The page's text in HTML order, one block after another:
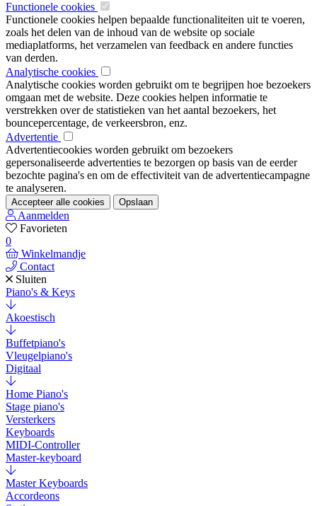
Functionele cookies
Functionele cookies helpen bepaalde functionaliteiten uit te voeren,
zoals het delen van de inhoud van de website op sociale
mediaplatforms, het verzamelen van feedback en andere functies
van derden.
Analytische cookies
Analytische cookies worden gebruikt om te begrijpen hoe bezoekers
omgaan met de website. Deze cookies helpen informatie te
verstrekken over de statistieken van het aantal bezoekers, het
bouncepercentage, de verkeersbron, enz.
Advertentie
Advertentiecookies worden gebruikt om bezoekers
gepersonaliseerde advertenties te bezorgen op basis van de eerder
bezochte pagina's en om de effectiviteit van de advertentiecampagne
te analyseren.
Accepteer alle cookies Opslaan
Aanmelden
Favorieten
0
Winkelmandje
Contact
Sluiten
Piano's & Keys
Akoestisch
Buffetpiano's
Vleugelpiano's
Digitaal
Home Piano's
Stage piano's
Versterkers
Keyboards
MIDI-Controller
Master-keyboard
Master Keyboards
Accordeons